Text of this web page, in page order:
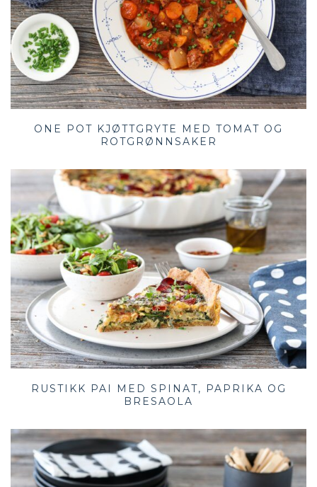
ONE POT KJØTTGRYTE MED TOMAT OG
ROTGRØNNSAKER
RUSTIKK PAI MED SPINAT, PAPRIKA OG
BRESAOLA